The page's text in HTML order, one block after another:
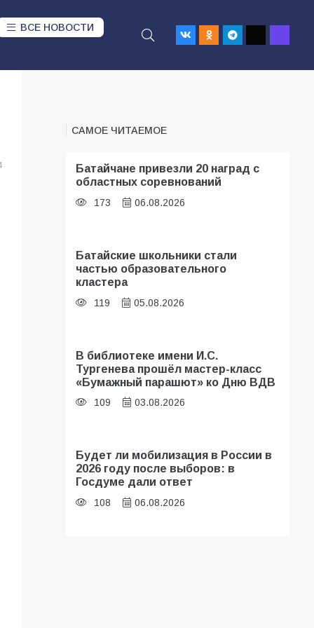
ВСЕ НОВОСТИ
САМОЕ ЧИТАЕМОЕ
Батайчане привезли 20 наград с
областных соревнований
173 06.08.2026
Батайские школьники стали
частью образовательного
кластера
119 05.08.2026
В библиотеке имени И.С.
Тургенева прошёл мастер-класс
«Бумажный парашют» ко Дню ВДВ
109 03.08.2026
Будет ли мобилизация в России в
2026 году после выборов: в
Госдуме дали ответ
108 06.08.2026